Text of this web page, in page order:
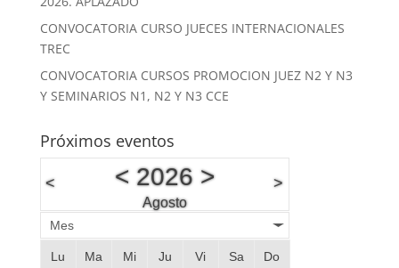
CONVOCATORIA CURSO JUECES INTERNACIONALES
TREC
CONVOCATORIA CURSOS PROMOCION JUEZ N2 Y N3
Y SEMINARIOS N1, N2 Y N3 CCE
Próximos eventos
< < 2026>
Agosto
>
Mes
Lu Ma Mi Ju Vi Sa Do